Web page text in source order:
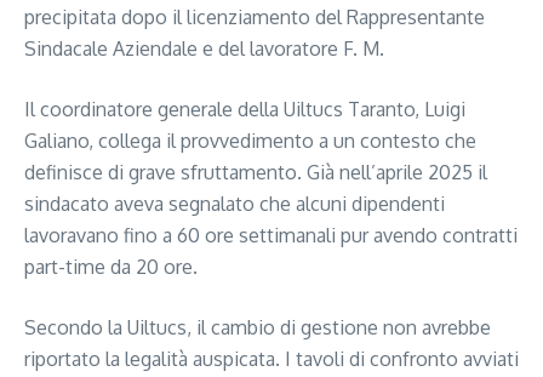
precipitata dopo il licenziamento del Rappresentante
Sindacale Aziendale e del lavoratore F. M.
Il coordinatore generale della Uiltucs Taranto, Luigi
Galiano, collega il provvedimento a un contesto che
definisce di grave sfruttamento. Già nell’aprile 2025 il
sindacato aveva segnalato che alcuni dipendenti
lavoravano fino a 60 ore settimanali pur avendo contratti
part-time da 20 ore.
Secondo la Uiltucs, il cambio di gestione non avrebbe
riportato la legalità auspicata. I tavoli di confronto avviati